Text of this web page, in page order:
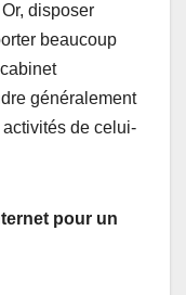
disposer
beaucoup
généralement
de celui-
pour un